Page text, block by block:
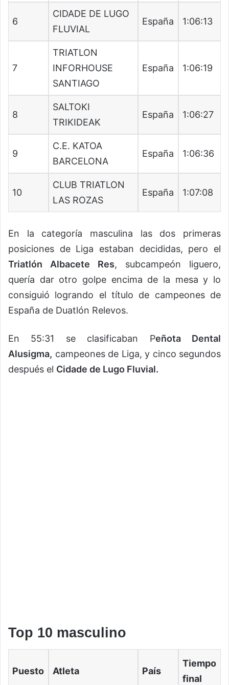
6
CIDADE DE LUGO
FLUVIAL
España 1:06:13
7
TRIATLON
INFORHOUSE
SANTIAGO
España 1:06:19
8
SALTOKI
TRIKIDEAK
España 1:06:27
9
C.E. KATOA
BARCELONA
España 1:06:36
10
CLUB TRIATLON
LAS ROZAS
España 1:07:08
En la categoría masculina las dos primeras
posiciones de Liga estaban decididas, pero el
Triatlón Albacete Res, subcampeón liguero,
quería dar otro golpe encima de la mesa y lo
consiguió logrando el título de campeones de
España de Duatlón Relevos.
En 55:31 se clasificaban Peñota Dental
Alusigma, campeones de Liga, y cinco segundos
después el Cidade de Lugo Fluvial.
Top 10 masculino
Puesto Atleta País
Tiempo
final